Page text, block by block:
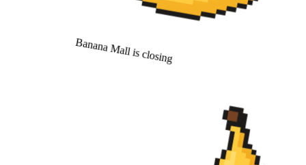
Banana Mall is closing